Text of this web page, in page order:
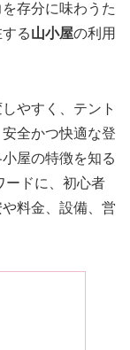
存分に味わうた
る山小屋の利用
やすく、テント
全かつ快適な登
屋の特徴を知る
ードに、初心者
料金、設備、営